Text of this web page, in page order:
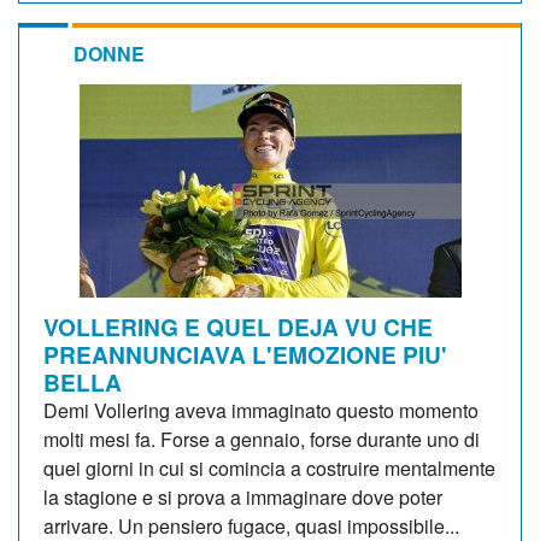
DONNE
VOLLERING E QUEL DEJA VU CHE
PREANNUNCIAVA L'EMOZIONE PIU'
BELLA
Demi Vollering aveva immaginato questo momento
molti mesi fa. Forse a gennaio, forse durante uno di
quei giorni in cui si comincia a costruire mentalmente
la stagione e si prova a immaginare dove poter
arrivare. Un pensiero fugace, quasi impossibile...